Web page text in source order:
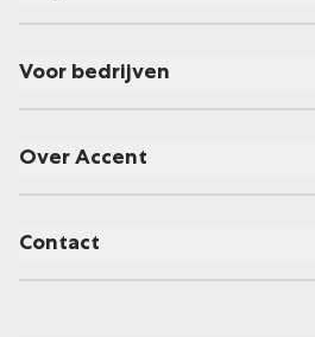
Voor bedrijven
Over Accent
Contact